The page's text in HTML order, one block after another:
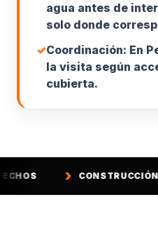
agua antes de
solo donde
✓Coordinación: En
la visita según
cubierta.
CONSTRUCCIÓN DE TECHOS